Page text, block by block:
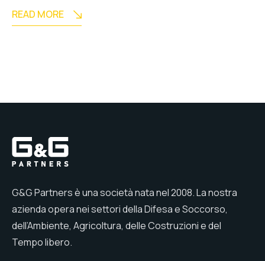
READ MORE
G&G Partners è una società nata nel 2008. La nostra
azienda opera nei settori della Difesa e Soccorso,
dell’Ambiente, Agricoltura, delle Costruzioni e del
Tempo libero.